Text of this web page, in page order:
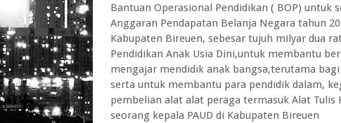
Bantuan Operasional Pendidikan ( BOP) untuk
Anggaran Pendapatan Belanja Negara tahun
Kabupaten Bireuen, sebesar tujuh milyar dua
Pendidikan Anak Usia Dini,untuk membantu
mengajar mendidik anak bangsa,terutama
serta untuk membantu para pendidik dalam,
pembelian alat alat peraga termasuk Alat
seorang kepala PAUD di Kabupaten Bireuen